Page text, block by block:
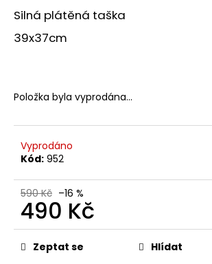
hvězdiček.
Silná plátěná taška
39x37cm
Položka byla vyprodána…
Vyprodáno
Kód: 952
590 Kč –16 %
490 Kč
Měrná
cena:Zeptat se Hlídat
u
u
e
TRIKO
SMUTNÁ
VESELÁ
KAFÍČKO
V
BÍLÉ
DÁMSKÉ
590
Kč
Původně: